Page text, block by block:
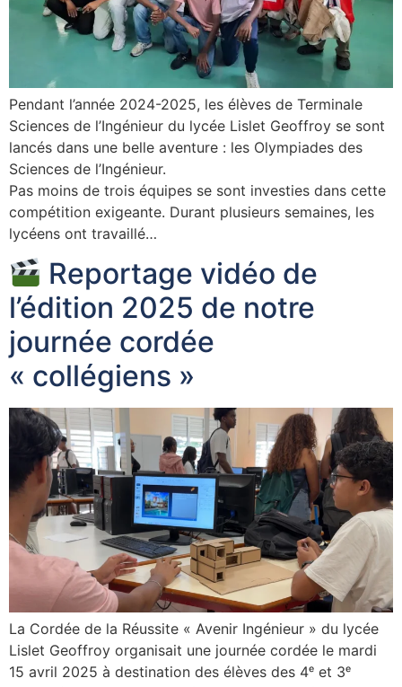
Pendant l’année 2024-2025, les élèves de Terminale
Sciences de l’Ingénieur du lycée Lislet Geoffroy se sont
lancés dans une belle aventure : les Olympiades des
Sciences de l’Ingénieur.
Pas moins de trois équipes se sont investies dans cette
compétition exigeante. Durant plusieurs semaines, les
lycéens ont travaillé…
Reportage vidéo de
l’édition 2025 de notre
journée cordée
« collégiens »
La Cordée de la Réussite « Avenir Ingénieur » du lycée
Lislet Geoffroy organisait une journée cordée le mardi
15 avril 2025 à destination des élèves des 4ᵉ et 3ᵉ